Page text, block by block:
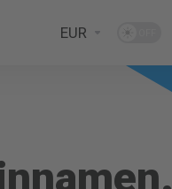
EUR